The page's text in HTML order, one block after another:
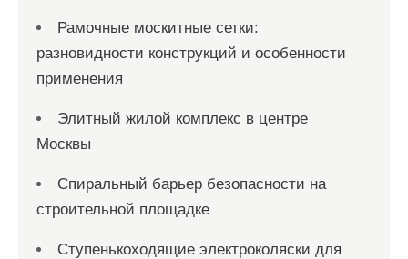
Рамочные москитные сетки:
разновидности конструкций и особенности
применения
Элитный жилой комплекс в центре
Москвы
Спиральный барьер безопасности на
строительной площадке
Ступенькоходящие электроколяски для